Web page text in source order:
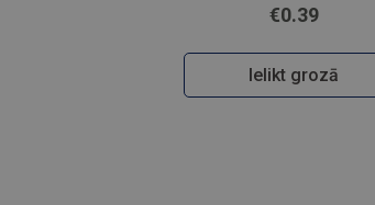
€0.39
Ielikt grozā